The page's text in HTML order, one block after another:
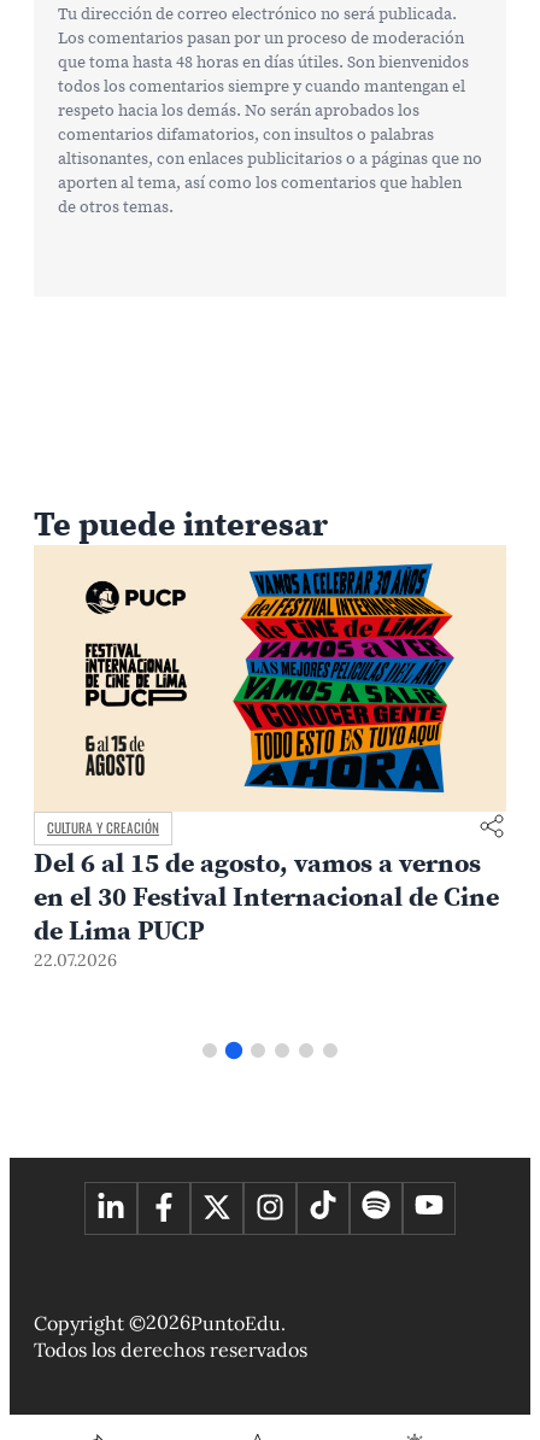
Tu dirección de correo electrónico no será publicada.
Los comentarios pasan por un proceso de moderación
que toma hasta 48 horas en días útiles. Son bienvenidos
todos los comentarios siempre y cuando mantengan el
respeto hacia los demás. No serán aprobados los
comentarios difamatorios, con insultos o palabras
altisonantes, con enlaces publicitarios o a páginas que no
aporten al tema, así como los comentarios que hablen
de otros temas.
Te puede interesar
CULTURA Y CREACIÓN
Del 6 al 15 de agosto, vamos a vernos
en el 30 Festival Internacional de Cine
de Lima PUCP
22.07.2026
Copyright ©2026PuntoEdu.
Todos los derechos reservados